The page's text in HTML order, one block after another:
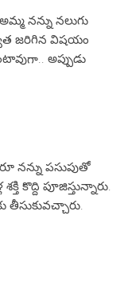
నన్ను నలుగు
జరిగిన విషయం
అప్పుడు
నన్ను పసుపుతో
కొద్ది పూజిస్తున్నారు.
తీసుకువచ్చారు.